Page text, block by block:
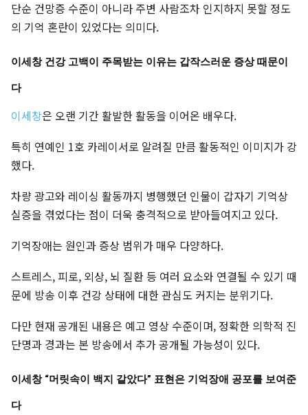
단순 건망증 수준이 아니라 주변 사람조차 인지하지 못할 정도
의 기억 혼란이 있었다는 의미다.
이세창 건강 고백이 주목받는 이유는 갑작스러운 증상 때문이
다
이세창은 오랜 기간 활발한 활동을 이어온 배우다.
특히 연예인 1호 카레이서로 알려질 만큼 활동적인 이미지가 강
했다.
차량 광고와 레이싱 활동까지 병행했던 인물이 갑자기 기억상
실증을 겪었다는 점이 더욱 충격적으로 받아들여지고 있다.
기억장애는 원인과 증상 범위가 매우 다양하다.
스트레스, 피로, 외상, 뇌 질환 등 여러 요소와 연결될 수 있기 때
문에 방송 이후 건강 상태에 대한 관심도 커지는 분위기다.
다만 현재 공개된 내용은 예고 영상 수준이며, 정확한 의학적 진
단명과 경과는 본 방송에서 추가 공개될 가능성이 있다.
이세창 “머릿속이 백지 같았다” 표현은 기억장애 공포를 보여준
다